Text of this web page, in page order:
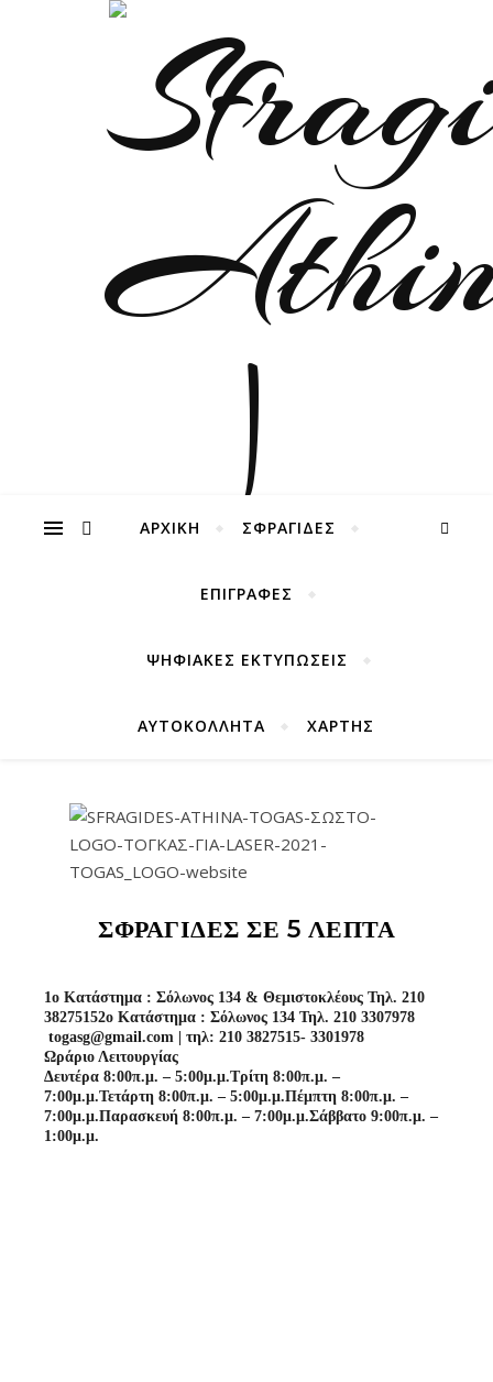
ΑΡΧΙΚΉ ΣΦΡΑΓΙΔΕΣ
ΕΠΙΓΡΑΦΕΣ
ΨΗΦΙΑΚΕΣ ΕΚΤΥΠΩΣΕΙΣ
ΑΥΤΟΚΟΛΛΗΤΑ ΧΑΡΤΗΣ
ΣΦΡΑΓΙΔΕΣ ΣΕ 5 ΛΕΠΤΑ
1o Κατάστημα : Σόλωνος 134 & Θεμιστοκλέους Τηλ. 210
38275152o Κατάστημα : Σόλωνος 134 Τηλ. 210 3307978
togasg@gmail.com | τηλ: 210 3827515- 3301978
Ωράριο Λειτουργίας
Δευτέρα 8:00π.μ. – 5:00μ.μ.Τρίτη 8:00π.μ. –
7:00μ.μ.Τετάρτη 8:00π.μ. – 5:00μ.μ.Πέμπτη 8:00π.μ. –
7:00μ.μ.Παρασκευή 8:00π.μ. – 7:00μ.μ.Σάββατο 9:00π.μ. –
1:00μ.μ.